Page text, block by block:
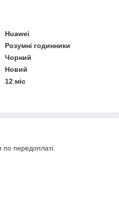
Huawei
Розумні годинники
Чорний
Новий
12 міс
по передоплаті.